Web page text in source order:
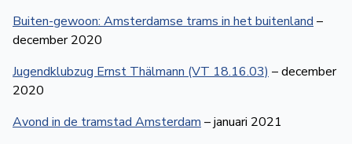
Buiten-gewoon: Amsterdamse trams in het buitenland–
december 2020
Jugendklubzug Ernst Thälmann (VT 18.16.03)– december
2020
Avond in de tramstad Amsterdam– januari 2021